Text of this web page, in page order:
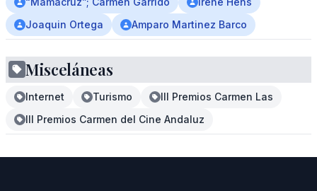
Joaquin Ortega
Amparo Martinez Barco
Misceláneas
Internet Turismo
III Premios Carmen Las
III Premios Carmen del Cine Andaluz